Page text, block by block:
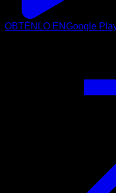
OBTÉNLO ENGoogle